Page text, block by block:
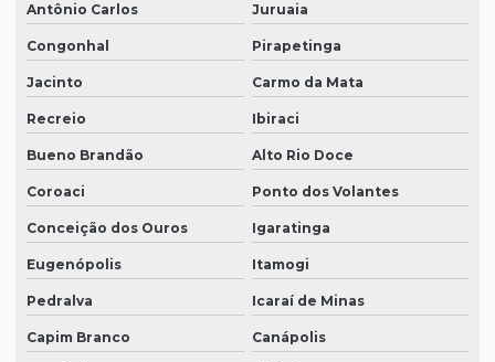
Antônio Carlos Juruaia
Congonhal Pirapetinga
Jacinto Carmo da Mata
Recreio Ibiraci
Bueno Brandão Alto Rio Doce
Coroaci Ponto dos Volantes
Conceição dos Ouros Igaratinga
Eugenópolis Itamogi
Pedralva Icaraí de Minas
Capim Branco Canápolis